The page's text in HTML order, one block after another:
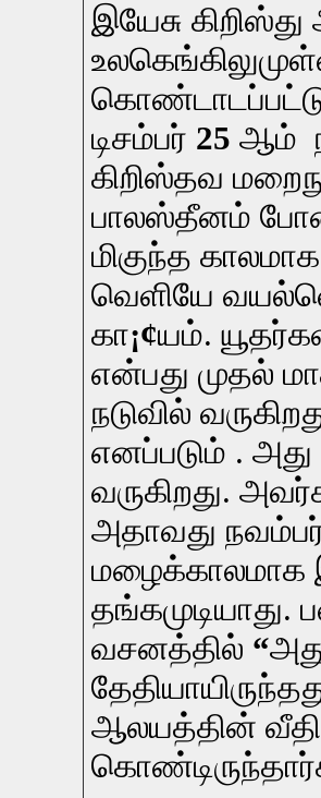
இயேசு
டிசம்பர் 25 ஆம்
கிறிஸ்தவ
பாலஸ்தீனம்
மிகுந்த
வெளியே
கா¡¢யம்.
என்பது முதல்
நடுவில்
எனப்படும் . அது
வருகிறது.
அதாவது
மழைக்காலமாக
தங்கமுடியாது.
வசனத்தில் “
ஆலயத்தின்